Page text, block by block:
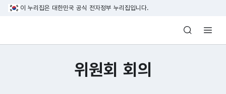
본문 바로가기
이 누리집은 대한민국 공식 전자정부 누리집입니다.
방송미디어통신위원회 Korea Media
위원회 회의